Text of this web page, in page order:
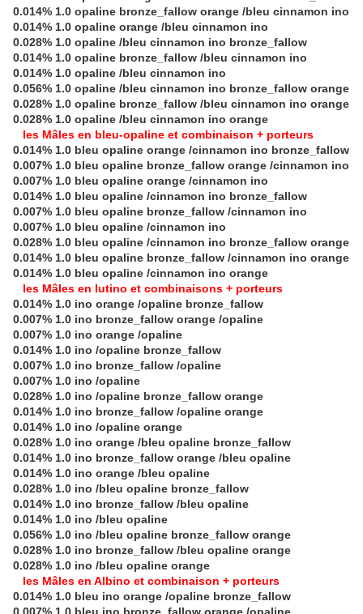
0.014% 1.0 opaline bronze_fallow orange /bleu cinnamon ino
0.014% 1.0 opaline orange /bleu cinnamon ino
0.028% 1.0 opaline /bleu cinnamon ino bronze_fallow
0.014% 1.0 opaline bronze_fallow /bleu cinnamon ino
0.014% 1.0 opaline /bleu cinnamon ino
0.056% 1.0 opaline /bleu cinnamon ino bronze_fallow orange
0.028% 1.0 opaline bronze_fallow /bleu cinnamon ino orange
0.028% 1.0 opaline /bleu cinnamon ino orange
les Mâles en bleu-opaline et combinaison + porteurs
0.014% 1.0 bleu opaline orange /cinnamon ino bronze_fallow
0.007% 1.0 bleu opaline bronze_fallow orange /cinnamon ino
0.007% 1.0 bleu opaline orange /cinnamon ino
0.014% 1.0 bleu opaline /cinnamon ino bronze_fallow
0.007% 1.0 bleu opaline bronze_fallow /cinnamon ino
0.007% 1.0 bleu opaline /cinnamon ino
0.028% 1.0 bleu opaline /cinnamon ino bronze_fallow orange
0.014% 1.0 bleu opaline bronze_fallow /cinnamon ino orange
0.014% 1.0 bleu opaline /cinnamon ino orange
les Mâles en lutino et combinaisons + porteurs
0.014% 1.0 ino orange /opaline bronze_fallow
0.007% 1.0 ino bronze_fallow orange /opaline
0.007% 1.0 ino orange /opaline
0.014% 1.0 ino /opaline bronze_fallow
0.007% 1.0 ino bronze_fallow /opaline
0.007% 1.0 ino /opaline
0.028% 1.0 ino /opaline bronze_fallow orange
0.014% 1.0 ino bronze_fallow /opaline orange
0.014% 1.0 ino /opaline orange
0.028% 1.0 ino orange /bleu opaline bronze_fallow
0.014% 1.0 ino bronze_fallow orange /bleu opaline
0.014% 1.0 ino orange /bleu opaline
0.028% 1.0 ino /bleu opaline bronze_fallow
0.014% 1.0 ino bronze_fallow /bleu opaline
0.014% 1.0 ino /bleu opaline
0.056% 1.0 ino /bleu opaline bronze_fallow orange
0.028% 1.0 ino bronze_fallow /bleu opaline orange
0.028% 1.0 ino /bleu opaline orange
les Mâles en Albino et combinaison + porteurs
0.014% 1.0 bleu ino orange /opaline bronze_fallow